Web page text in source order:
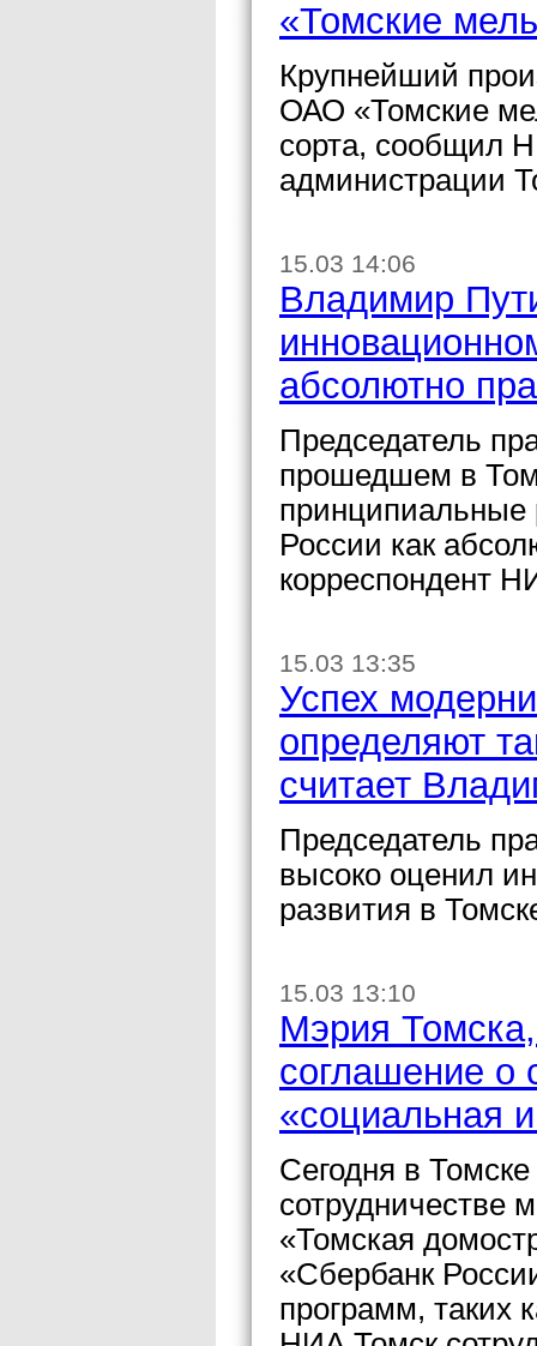
«Томские
Крупнейший
ОАО «Томские
сорта, сообщил
администрации
15.03 14:06
Владимир
абсолютно
Председатель
прошедшем в
принципиальные
России как
корреспондент
15.03 13:35
Успех
определяют
считает
Председатель
высоко оценил
развития в
15.03 13:10
Мэрия
соглашение о
«социальная
Сегодня в
сотрудничестве
«Томская
«Сбербанк
программ, таких